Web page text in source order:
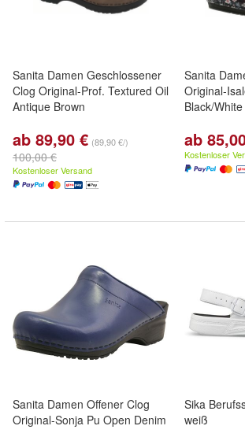
Sanita Damen Geschlossener
Clog Original-Prof. Textured Oil
Antique Brown
ab 89,90 € (89,90 €/)
100,00 €
Kostenloser Versand
Sanita
Original-
Black/White
ab
Kostenloser
Sanita Damen Offener Clog
Original-Sonja Pu Open Denim
Sika
weiß